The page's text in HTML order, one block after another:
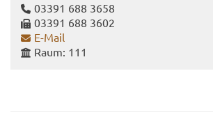
03391 688 3658
03391 688 3602
E-​Mail
Raum: 111